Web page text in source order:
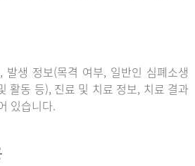
발생 정보(목격 여부, 일반인 심폐소생
활동 등), 진료 및 치료 정보, 치료 결과
있습니다.